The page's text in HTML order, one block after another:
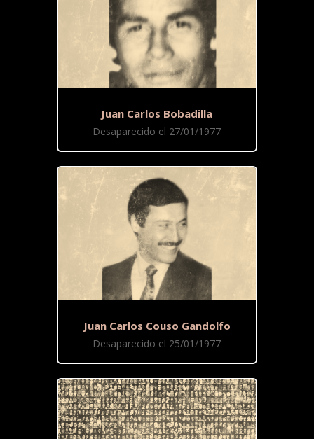
Juan Carlos Bobadilla
Desaparecido el 27/01/1977
Juan Carlos Couso Gandolfo
Desaparecido el 25/01/1977